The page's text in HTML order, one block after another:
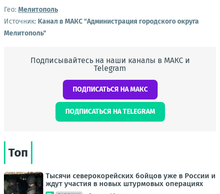
Гео: Мелитополь
Источник: Канал в МАКС "Администрация городского округа
Мелитополь"
Подписывайтесь на наши каналы в МАКС и
Telegram
ПОДПИСАТЬСЯ НА МАКС
ПОДПИСАТЬСЯ НА TELEGRAM
Топ
Тысячи северокорейских бойцов уже в России и
ждут участия в новых штурмовых операциях